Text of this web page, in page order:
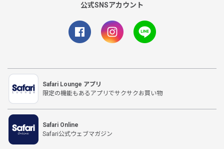
公式SNSアカウント
Safari Lounge アプリ
限定の機能もあるアプリでサクサクお買い物
Safari Online
Safari公式ウェブマガジン